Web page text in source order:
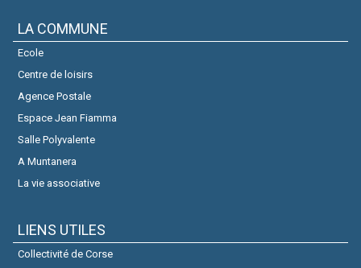
LA COMMUNE
Ecole
Centre de loisirs
Agence Postale
Espace Jean Fiamma
Salle Polyvalente
A Muntanera
La vie associative
LIENS UTILES
Collectivité de Corse